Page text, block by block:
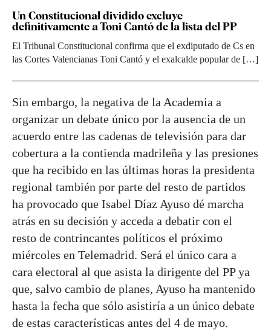
Un Constitucional dividido excluye
definitivamente a Toni Cantó de la lista del PP
El Tribunal Constitucional confirma que el exdiputado de Cs en
las Cortes Valencianas Toni Cantó y el exalcalde popular de […]
Sin embargo, la negativa de la Academia a
organizar un debate único por la ausencia de un
acuerdo entre las cadenas de televisión para dar
cobertura a la contienda madrileña y las presiones
que ha recibido en las últimas horas la presidenta
regional también por parte del resto de partidos
ha provocado que Isabel Díaz Ayuso dé marcha
atrás en su decisión y acceda a debatir con el
resto de contrincantes políticos el próximo
miércoles en Telemadrid. Será el único cara a
cara electoral al que asista la dirigente del PP ya
que, salvo cambio de planes, Ayuso ha mantenido
hasta la fecha que sólo asistiría a un único debate
de estas características antes del 4 de mayo.